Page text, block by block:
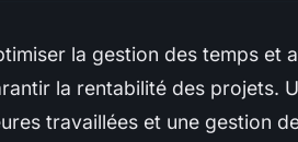
la gestion des temps et
la rentabilité des projets.
travaillées et une gestion